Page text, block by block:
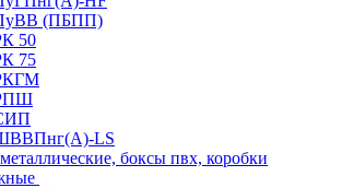
(ПБПП)
50
75
LS
боксы пвх, коробки